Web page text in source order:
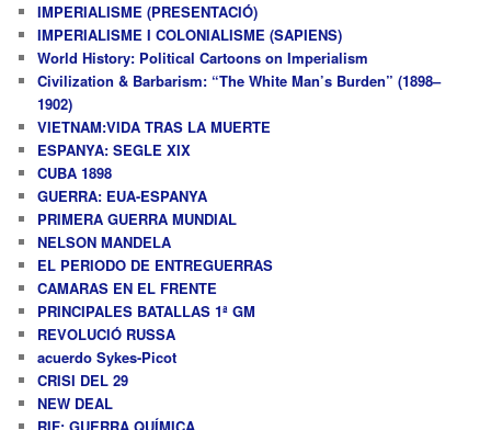
IMPERIALISME (PRESENTACIÓ)
IMPERIALISME I COLONIALISME (SAPIENS)
World History: Political Cartoons on Imperialism
Civilization & Barbarism: “The White Man’s Burden” (1898–
1902)
VIETNAM:VIDA TRAS LA MUERTE
ESPANYA: SEGLE XIX
CUBA 1898
GUERRA: EUA-ESPANYA
PRIMERA GUERRA MUNDIAL
NELSON MANDELA
EL PERIODO DE ENTREGUERRAS
CAMARAS EN EL FRENTE
PRINCIPALES BATALLAS 1ª GM
REVOLUCIÓ RUSSA
acuerdo Sykes-Picot
CRISI DEL 29
NEW DEAL